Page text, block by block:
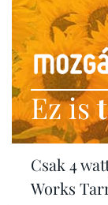
Ez is
Csak 4
Works